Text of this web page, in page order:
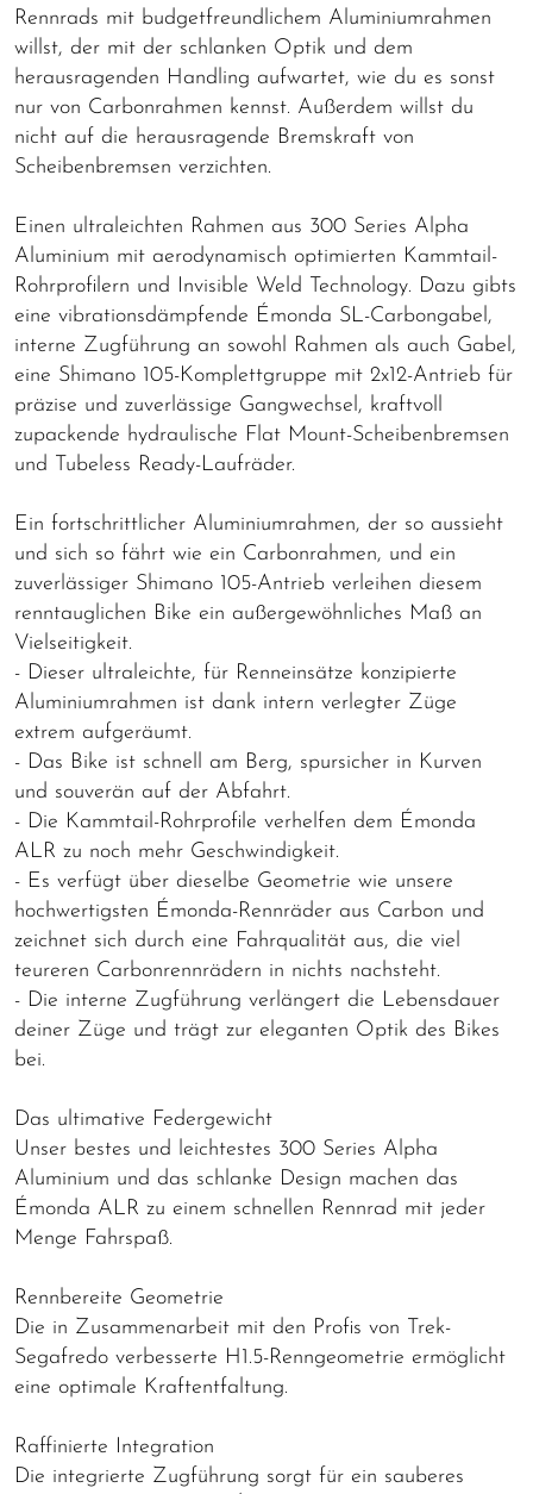
Rennrads mit budgetfreundlichem Aluminiumrahmen
willst, der mit der schlanken Optik und dem
herausragenden Handling aufwartet, wie du es sonst
nur von Carbonrahmen kennst. Außerdem willst du
nicht auf die herausragende Bremskraft von
Scheibenbremsen verzichten.
Einen ultraleichten Rahmen aus 300 Series Alpha
Aluminium mit aerodynamisch optimierten Kammtail-
Rohrprofilern und Invisible Weld Technology. Dazu gibts
eine vibrationsdämpfende Émonda SL-Carbongabel,
interne Zugführung an sowohl Rahmen als auch Gabel,
eine Shimano 105-Komplettgruppe mit 2x12-Antrieb für
präzise und zuverlässige Gangwechsel, kraftvoll
zupackende hydraulische Flat Mount-Scheibenbremsen
und Tubeless Ready-Laufräder.
Ein fortschrittlicher Aluminiumrahmen, der so aussieht
und sich so fährt wie ein Carbonrahmen, und ein
zuverlässiger Shimano 105-Antrieb verleihen diesem
renntauglichen Bike ein außergewöhnliches Maß an
Vielseitigkeit.
- Dieser ultraleichte, für Renneinsätze konzipierte
Aluminiumrahmen ist dank intern verlegter Züge
extrem aufgeräumt.
- Das Bike ist schnell am Berg, spursicher in Kurven
und souverän auf der Abfahrt.
- Die Kammtail-Rohrprofile verhelfen dem Émonda
ALR zu noch mehr Geschwindigkeit.
- Es verfügt über dieselbe Geometrie wie unsere
hochwertigsten Émonda-Rennräder aus Carbon und
zeichnet sich durch eine Fahrqualität aus, die viel
teureren Carbonrennrädern in nichts nachsteht.
- Die interne Zugführung verlängert die Lebensdauer
deiner Züge und trägt zur eleganten Optik des Bikes
bei.
Das ultimative Federgewicht
Unser bestes und leichtestes 300 Series Alpha
Aluminium und das schlanke Design machen das
Émonda ALR zu einem schnellen Rennrad mit jeder
Menge Fahrspaß.
Rennbereite Geometrie
Die in Zusammenarbeit mit den Profis von Trek-
Segafredo verbesserte H1.5-Renngeometrie ermöglicht
eine optimale Kraftentfaltung.
Raffinierte Integration
Die integrierte Zugführung sorgt für ein sauberes